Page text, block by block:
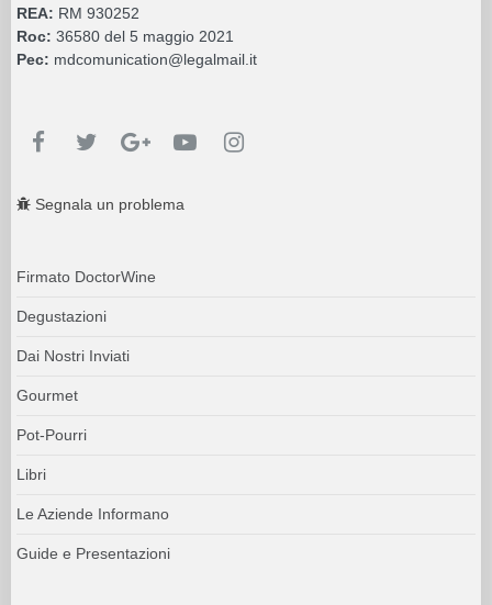
REA: RM 930252
Roc: 36580 del 5 maggio 2021
Pec: mdcomunication@legalmail.it
Segnala un problema
Firmato DoctorWine
Degustazioni
Dai Nostri Inviati
Gourmet
Pot-Pourri
Libri
Le Aziende Informano
Guide e Presentazioni